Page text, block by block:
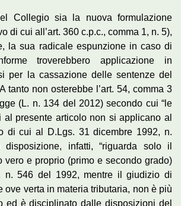
Collegio sia la nuova formulazione
di cui all’art. 360 c.p.c., comma 1, n. 5),
la sua radicale espunzione in caso di
troverebbero applicazione in
per la cassazione delle sentenze del
tanto non osterebbe l’art. 54, comma 3
(L. n. 134 del 2012) secondo cui “le
presente articolo non si applicano al
di cui al D.Lgs. 31 dicembre 1992, n.
disposizione, infatti, “riguarda solo il
vero e proprio (primo e secondo grado)
n. 546 del 1992, mentre il giudizio di
ove verta in materia tributaria, non è più
ed è disciplinato dalle disposizioni del